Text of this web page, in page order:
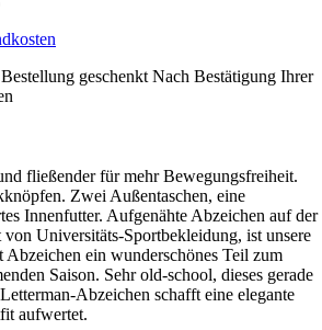
geschenkt Nach Bestätigung Ihrer
fließender für mehr Bewegungsfreiheit.
Zwei Außentaschen, eine
Innenfutter. Aufgenähte Abzeichen auf der
Universitäts-Sportbekleidung, ist unsere
ein wunderschönes Teil zum
Saison. Sehr old-school, dieses gerade
Abzeichen schafft eine elegante
aufwertet.